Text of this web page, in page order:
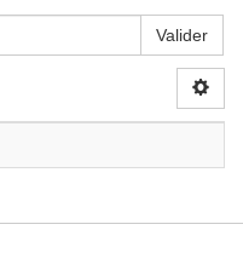
Valider